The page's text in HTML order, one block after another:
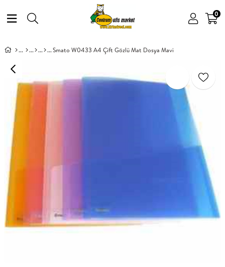
0
Smato W0433 A4 Çift Gözlü Mat Dosya Mavi